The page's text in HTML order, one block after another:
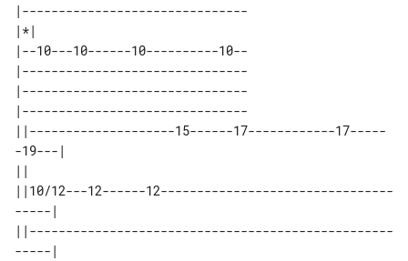
|-------------------------------
|*|
|--10---10------10----------10--
|-------------------------------
|-------------------------------
|-------------------------------
||--------------------15------17------------17-----
-19---|
||
||10/12---12------12--------------------------------
-----|
||--------------------------------------------------
-----|